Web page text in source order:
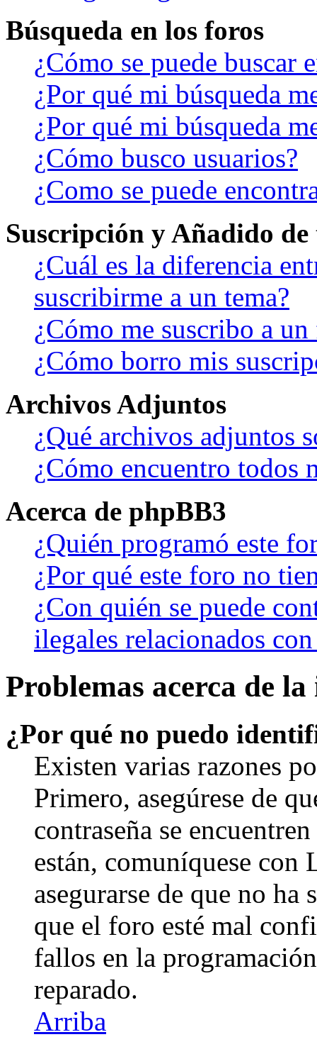
Búsqueda en los foros
¿Cómo se puede buscar
¿Por qué mi búsqueda
¿Por qué mi búsqueda
¿Cómo busco usuarios?
¿Como se puede
Suscripción y Añadido
¿Cuál es la diferencia
suscribirme a un tema?
¿Cómo me suscribo a
¿Cómo borro mis
Archivos Adjuntos
¿Qué archivos adjuntos
¿Cómo encuentro todos
Acerca de phpBB3
¿Quién programó este
¿Por qué este foro no
¿Con quién se puede
ilegales relacionados
Problemas acerca de
¿Por qué no puedo
Existen varias razones
Primero, asegúrese de
contraseña se
están, comuníquese
asegurarse de que no
que el foro esté mal
fallos en la
reparado.
Arriba